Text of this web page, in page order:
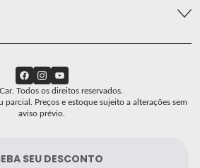
Todos os direitos reservados.
Preços e estoque sujeito a alterações sem
aviso prévio.